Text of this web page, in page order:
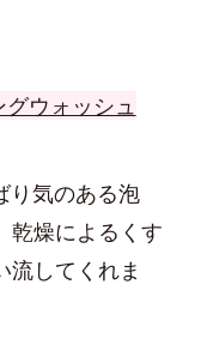
ウォッシュ
り気のある泡
乾燥によるくす
流してくれま